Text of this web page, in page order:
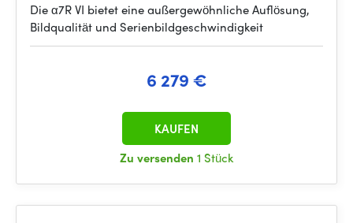
Die α7R VI bietet eine außergewöhnliche Auflösung,
Bildqualität und Serienbildgeschwindigkeit
6 279 €
Zu versenden 1 Stück
KAUFEN